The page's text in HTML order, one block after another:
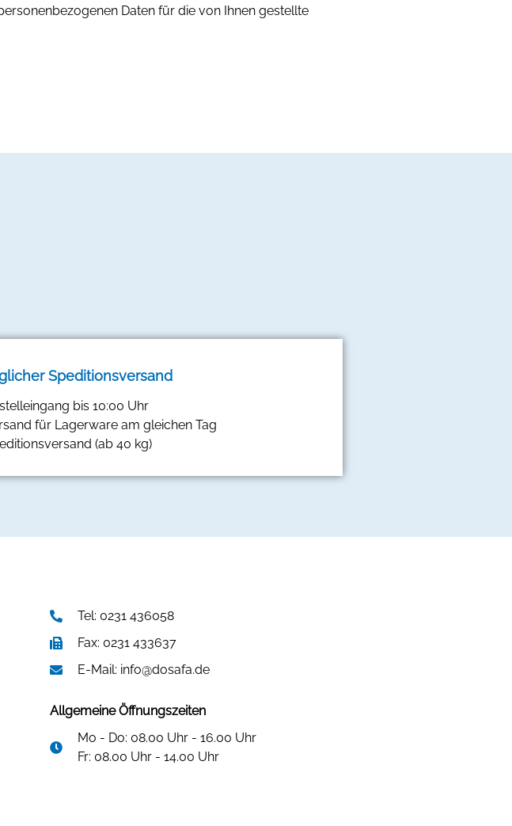
Daten für die von Ihnen gestellte
Speditionsversand
bis 10:00 Uhr
für Lagerware am gleichen Tag
(ab 40 kg)
Tel: 0231 436058
Fax: 0231 433637
E-Mail: info@dosafa.de
Allgemeine Öffnungszeiten
Mo - Do: 08.00 Uhr - 16.00 Uhr
Fr: 08.00 Uhr - 14.00 Uhr